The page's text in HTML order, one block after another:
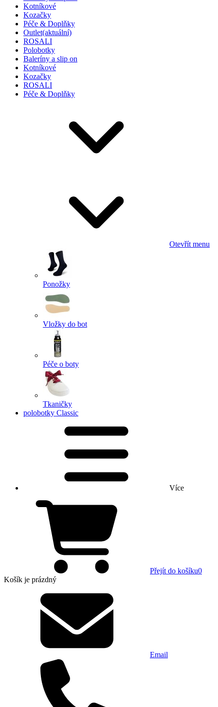
Kotníkové
Kozačky
Péče & Doplňky
Outlet(aktuální)
ROSALI
Polobotky
Baleríny a slip on
Kotníkové
Kozačky
ROSALI
Péče & Doplňky
Otevřít menu
Ponožky
Vložky do bot
Péče o boty
Tkaničky
polobotky Classic
Více
Přejít do košíku0
Košík je prázdný
Email